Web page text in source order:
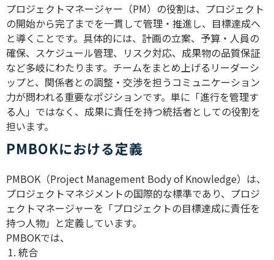
プロジェクトマネージャー（PM）の役割は、プロジェクト
の開始から完了までを一貫して管理・推進し、目標達成へ
と導くことです。具体的には、計画の立案、予算・人員の
確保、スケジュール管理、リスク対応、成果物の品質保証
など多岐にわたります。チームをまとめ上げるリーダーシ
ップと、関係者との調整・交渉を担うコミュニケーション
力が問われる重要なポジションです。単に「進行を管理す
る人」ではなく、成果に責任を持つ統括者としての役割を
担います。
PMBOKにおける定義
PMBOK（Project Management Body of Knowledge）は、
プロジェクトマネジメントの国際的な標準であり、プロジ
ェクトマネージャーを「プロジェクトの目標達成に責任を
持つ人物」と定義しています。
PMBOKでは、
統合